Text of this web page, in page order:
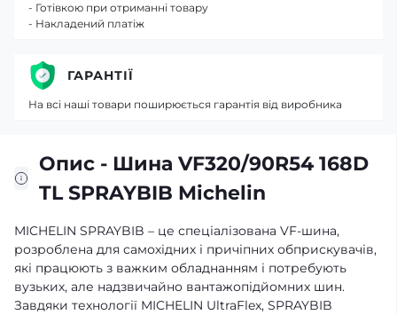
Опис - Шина VF320/90R54 168D
TL SPRAYBIB Michelin
MICHELIN SPRAYBIB – це спеціалізована VF-шина,
розроблена для самохідних і причіпних обприскувачів,
які працюють з важким обладнанням і потребують
вузьких, але надзвичайно вантажопідйомних шин.
Завдяки технології MICHELIN UltraFlex, SPRAYBIB
- Готівкою при отриманні товару
- Накладений платіж
ГАРАНТІЇ
На всі наші товари поширюється гарантія від виробника